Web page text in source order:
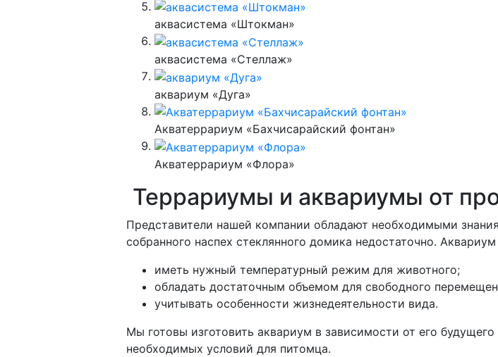
аквасистема «Штокман»
аквасистема «Стеллаж»
аквариум «Дуга»
Акватеррариум «Бахчисарайский фонтан»
Акватеррариум «Флора»
Террариумы и аквариумы от
Представители нашей компании обладают необходимыми
собранного наспех стеклянного домика недостаточно.
иметь нужный температурный режим для животного;
обладать достаточным объемом для свободного
учитывать особенности жизнедеятельности вида.
Мы готовы изготовить аквариум в зависимости от его
необходимых условий для питомца.